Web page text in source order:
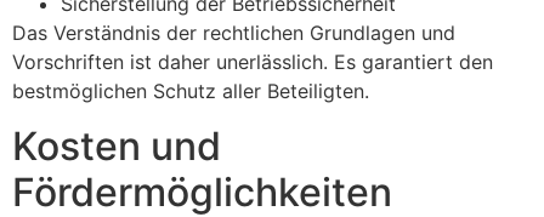
Das Verständnis der rechtlichen Grundlagen und
Vorschriften ist daher unerlässlich. Es garantiert den
bestmöglichen Schutz aller Beteiligten.
Kosten und
Fördermöglichkeiten